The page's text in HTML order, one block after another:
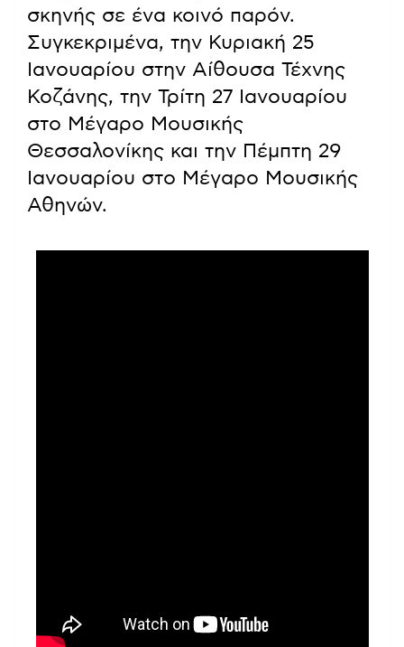
σκηνής σε ένα κοινό παρόν.
Συγκεκριμένα, την Κυριακή 25
Ιανουαρίου στην Αίθουσα Τέχνης
Κοζάνης, την Τρίτη 27 Ιανουαρίου
στο Μέγαρο Μουσικής
Θεσσαλονίκης και την Πέμπτη 29
Ιανουαρίου στο Μέγαρο Μουσικής
Αθηνών.